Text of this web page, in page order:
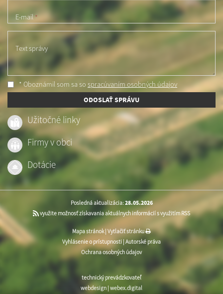
E-mail*
Text správy
* Oboznámil som sa so spracúvaním osobných údajov
ODOSLAŤ SPRÁVU
Užitočné linky
Firmy v obci
Dotácie
Posledná aktualizácia:28.05.2026
využite možnosť získavania aktuálnych informácií s využitím RSS
Mapa stránok| Vytlačiť stránku
Vyhlásenie o prístupnosti Autorské práva
Ochrana osobných údajov
technický prevádzkovateľ
webdesign webex.digital